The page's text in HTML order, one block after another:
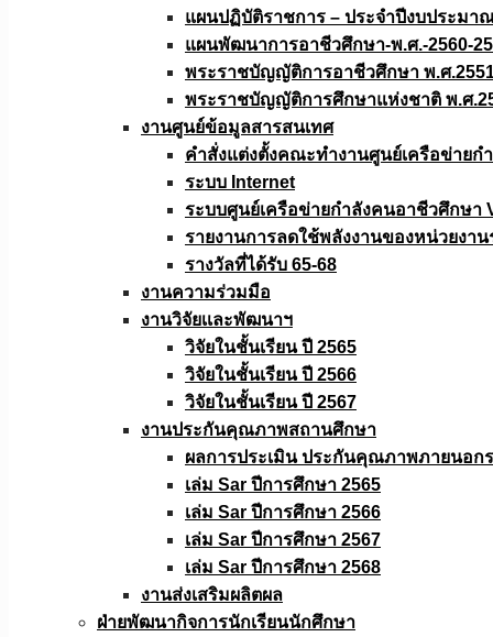
แผนปฏิบัติราชการ – ประจำปีงบประมา
แผนพัฒนาการอาชีวศึกษา-พ.ศ.-2560-
พระราชบัญญัติการอาชีวศึกษา พ.ศ
พระราชบัญญัติการศึกษาแห่งชาติ พ.ศ
งานศูนย์ข้อมูลสารสนเทศ
คำสั่งแต่งตั้งคณะทำงานศูนย์เครือข่าย
ระบบ Internet
ระบบศูนย์เครือข่ายกำลังคนอาชีวศึกษา
รายงานการลดใช้พลังงานของหน่วยงา
รางวัลที่ได้รับ 65-68
งานความร่วมมือ
งานวิจัยเเละพัฒนาฯ
วิจัยในชั้นเรียน ปี 2565
วิจัยในชั้นเรียน ปี 2566
วิจัยในชั้นเรียน ปี 2567
งานประกันคุณภาพสถานศึกษา
ผลการประเมิน ประกันคุณภาพภายนอก
เล่ม Sar ปีการศึกษา 2565
เล่ม Sar ปีการศึกษา 2566
เล่ม Sar ปีการศึกษา 2567
เล่ม Sar ปีการศึกษา 2568
งานส่งเสริมผลิตผล
ฝ่ายพัฒนากิจการนักเรียนนักศึกษา